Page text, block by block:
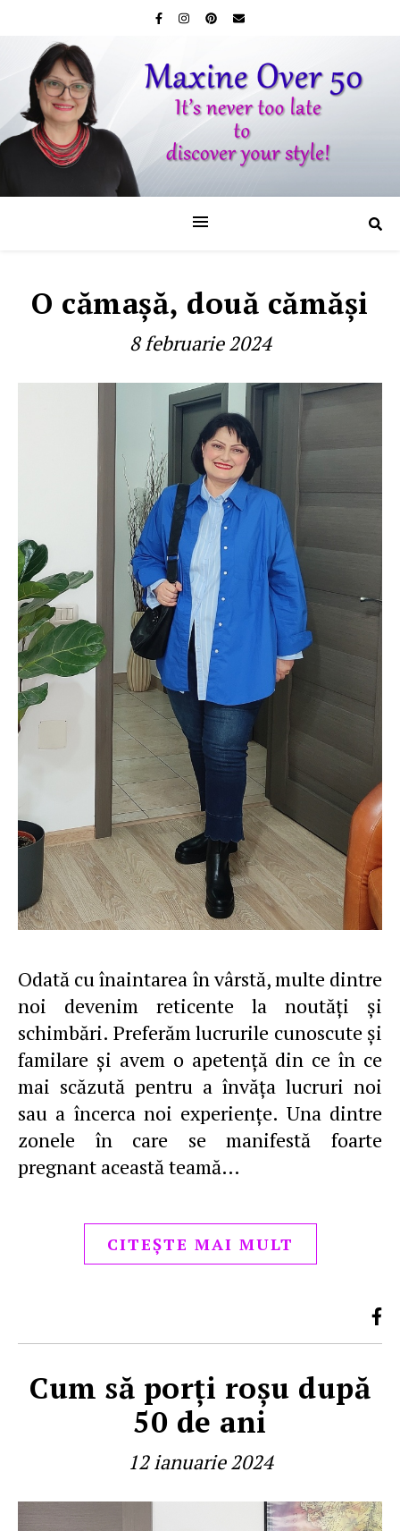
O cămaşă, două cămăşi
8 februarie 2024
Odată cu înaintarea în vârstă, multe dintre
noi devenim reticente la noutăţi şi
schimbări. Preferăm lucrurile cunoscute şi
familare şi avem o apetenţă din ce în ce
mai scăzută pentru a învăţa lucruri noi
sau a încerca noi experienţe. Una dintre
zonele în care se manifestă foarte
pregnant această teamă…
CITEȘTE MAI MULT
Cum să porţi roşu după
50 de ani
12 ianuarie 2024